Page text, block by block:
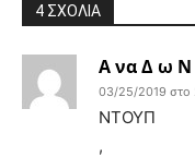
4 ΣΧΟΛΙΑ
Α να Δ ω Ν
03/25/2019
ΝΤΟΥΠ
,